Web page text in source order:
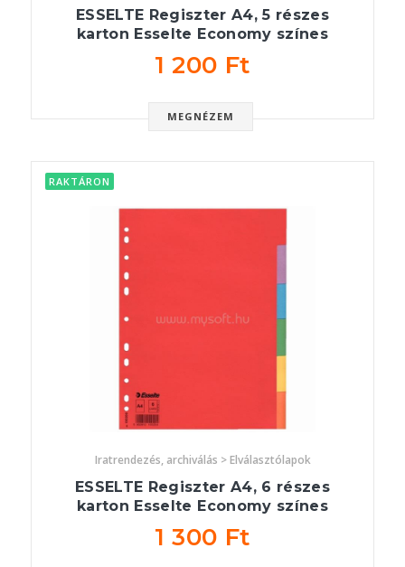
ESSELTE Regiszter A4, 5 részes
karton Esselte Economy színes
1 200 Ft
MEGNÉZEM
RAKTÁRON
Iratrendezés, archiválás > Elválasztólapok
ESSELTE Regiszter A4, 6 részes
karton Esselte Economy színes
1 300 Ft